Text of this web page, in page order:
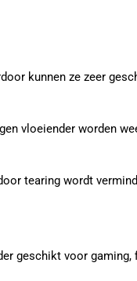
kunnen ze zeer
vloeiender worden
tearing wordt
geschikt voor